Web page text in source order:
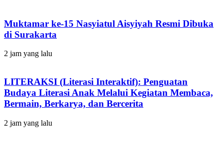
Muktamar ke-15 Nasyiatul Aisyiyah Resmi Dibuka
di Surakarta
2 jam yang lalu
LITERAKSI (Literasi Interaktif): Penguatan
Budaya Literasi Anak Melalui Kegiatan Membaca,
Bermain, Berkarya, dan Bercerita
2 jam yang lalu